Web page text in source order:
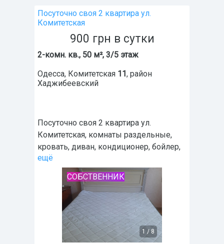
Посуточно своя 2 квартира ул.
Комитетская
900 грн в сутки
2-комн. кв., 50 м², 3/5 этаж
Одесса, Комитетская 11, район
Хаджибеевский
Посуточно своя 2 квартира ул.
Комитетская, комнаты раздельные,
кровать, диван, кондиционер, бойлер,
ещё
1 / 8
СОБСТВЕННИК